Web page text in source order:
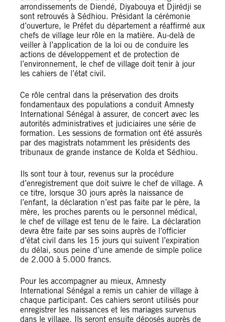
arrondissements de Diendé, Diyabouya et Djirédji se
sont retrouvés à Sédhiou. Présidant la cérémonie
d’ouverture, le Préfet du département a réaffirmé aux
chefs de village leur rôle en la matière. Au-delà de
veiller à l’application de la loi ou de conduire les
actions de développement et de protection de
l’environnement, le chef de village doit tenir à jour
les cahiers de l’état civil.
Ce rôle central dans la préservation des droits
fondamentaux des populations a conduit Amnesty
International Sénégal à assurer, de concert avec les
autorités administratives et judiciaires une série de
formation. Les sessions de formation ont été assurés
par des magistrats notamment les présidents des
tribunaux de grande instance de Kolda et Sédhiou.
Ils sont tour à tour, revenus sur la procédure
d’enregistrement que doit suivre le chef de village. A
ce titre, lorsque 30 jours après la naissance de
l’enfant, la déclaration n’est pas faite par le père, la
mère, les proches parents ou le personnel médical,
le chef de village est tenu de le faire. La déclaration
devra être faite par ses soins auprès de l’officier
d’état civil dans les 15 jours qui suivent l’expiration
du délai, sous peine d’une amende de simple police
de 2.000 à 5.000 francs.
Pour les accompagner au mieux, Amnesty
International Sénégal a remis un cahier de village à
chaque participant. Ces cahiers seront utilisés pour
enregistrer les naissances et les mariages survenus
dans le village. Ils seront ensuite déposés auprès de